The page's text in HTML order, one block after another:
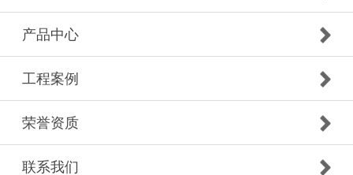
产品中心
工程案例
荣誉资质
联系我们